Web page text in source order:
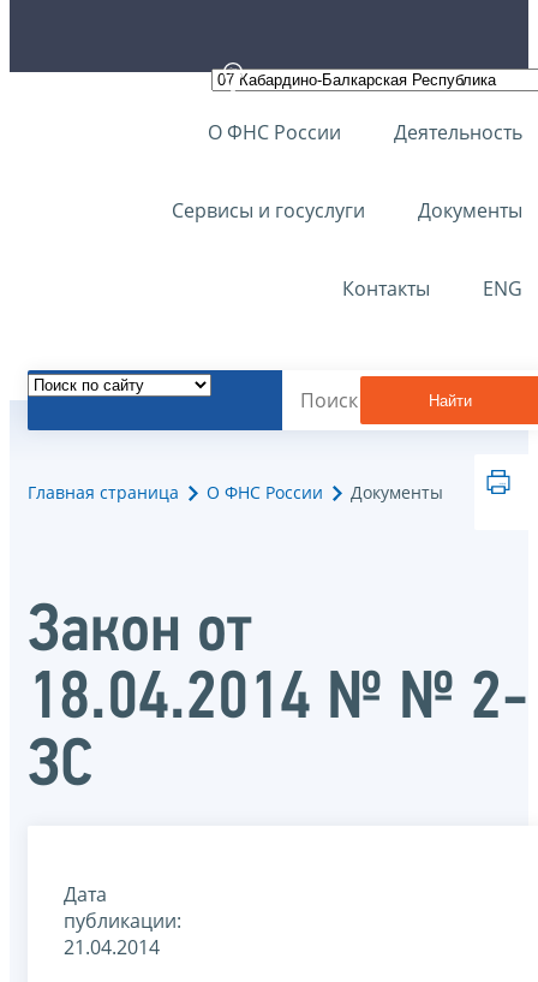
О ФНС России Деятельность
Сервисы и госуслуги Документы
Контакты ENG
Найти
Главная страница О ФНС России Документы
Закон от
18.04.2014 № № 2-
ЗС
Дата
публикации:
21.04.2014